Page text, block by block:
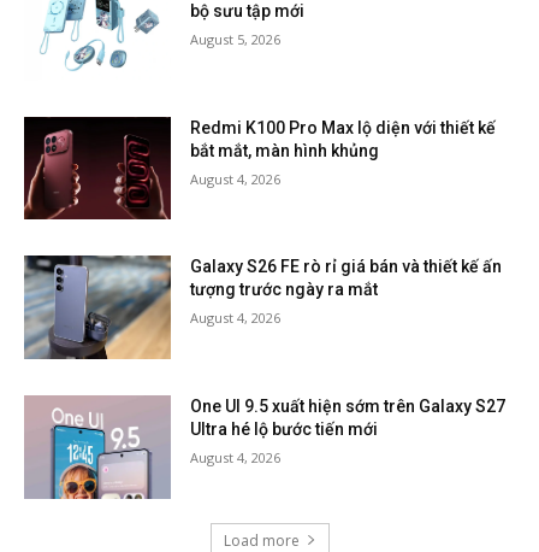
bộ sưu tập mới
August 5, 2026
Redmi K100 Pro Max lộ diện với thiết kế
bắt mắt, màn hình khủng
August 4, 2026
Galaxy S26 FE rò rỉ giá bán và thiết kế ấn
tượng trước ngày ra mắt
August 4, 2026
One UI 9.5 xuất hiện sớm trên Galaxy S27
Ultra hé lộ bước tiến mới
August 4, 2026
Load more